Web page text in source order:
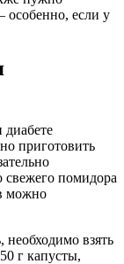
особенно, если у
приготовить
свежего помидора
можно
необходимо взять
г капусты,